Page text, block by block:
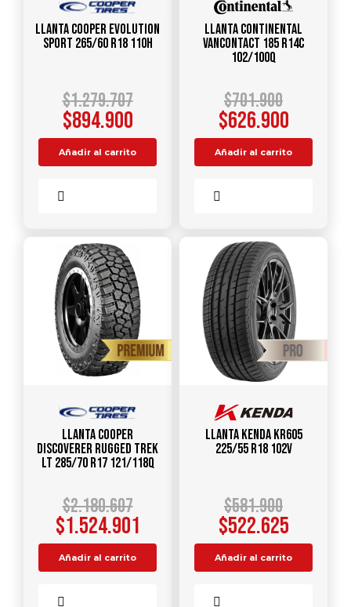
Llanta COOPER EVOLUTION
SPORT 265/60 R18 110H
$1.279.707
$894.900
Añadir al carrito
Llanta CONTINENTAL
VANCONTACT 185 R14C
102/100Q
$701.900
$626.900
Añadir al carrito
Llanta COOPER
DISCOVERER RUGGED TREK
LT 285/70 R17 121/118Q
$2.180.607
$1.524.901
Añadir al carrito
Llanta KENDA KR605
225/55 R18 102V
$581.900
$522.625
Añadir al carrito